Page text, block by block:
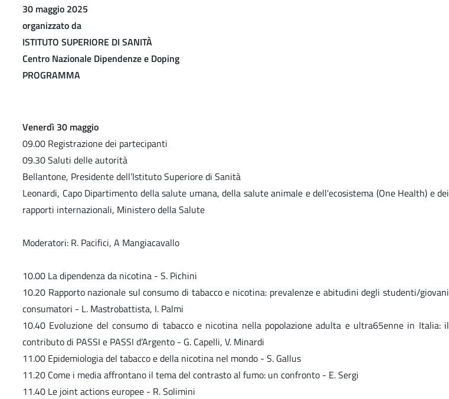
30 maggio 2025
organizzato da
ISTITUTO SUPERIORE DI SANITÀ
Centro Nazionale Dipendenze e Doping
PROGRAMMA
Venerdì 30 maggio
09.00 Registrazione dei partecipanti
09.30 Saluti delle autorità
Bellantone, Presidente dell’Istituto Superiore di Sanità
Leonardi, Capo Dipartimento della salute umana, della salute animale e dell'ecosistema (One Health) e dei
rapporti internazionali, Ministero della Salute
Moderatori: R. Pacifici, A Mangiacavallo
10.00 La dipendenza da nicotina - S. Pichini
10.20 Rapporto nazionale sul consumo di tabacco e nicotina: prevalenze e abitudini degli studenti/giovani
consumatori - L. Mastrobattista, I. Palmi
10.40 Evoluzione del consumo di tabacco e nicotina nella popolazione adulta e ultra65enne in Italia: il
contributo di PASSI e PASSI d’Argento - G. Capelli, V. Minardi
11.00 Epidemiologia del tabacco e della nicotina nel mondo - S. Gallus
11.20 Come i media affrontano il tema del contrasto al fumo: un confronto - E. Sergi
11.40 Le joint actions europee - R. Solimini